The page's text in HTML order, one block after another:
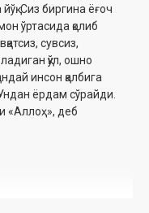
Сиз биргина ёғоч
ўртасида қолиб
сувсиз,
қўл, ошно
инсон қалбига
ёрдам сўрайди.
«Аллоҳ», деб